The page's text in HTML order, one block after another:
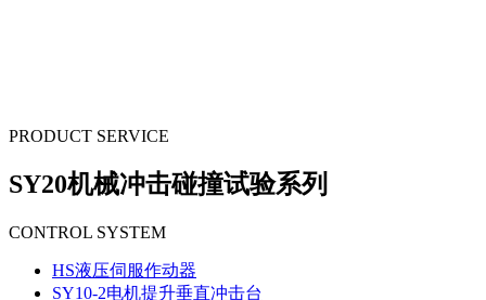
PRODUCT SERVICE
SY20机械冲击碰撞试验系列
CONTROL SYSTEM
HS液压伺服作动器
SY10-2电机提升垂直冲击台